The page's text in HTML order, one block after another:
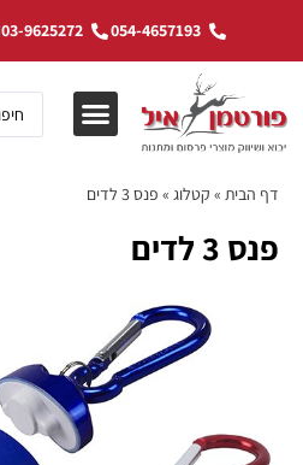
054-4657193
03-9625272
דף הבית » קטלוג » פנס 3 לדים
פנס 3 לדים